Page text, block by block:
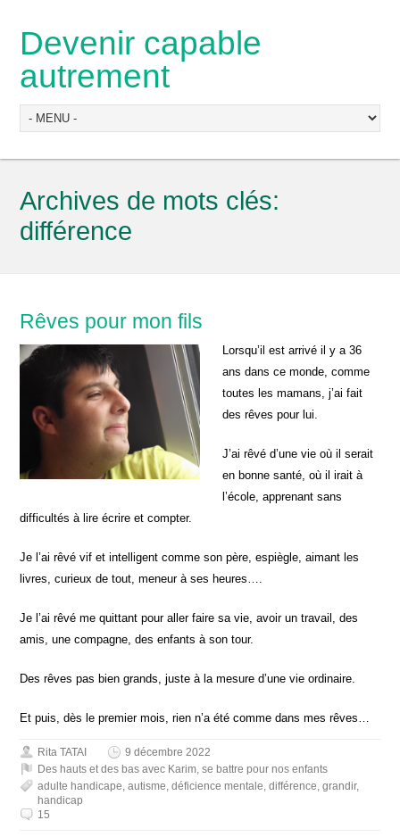
Devenir capable
autrement
Archives de mots clés:
différence
Rêves pour mon fils
Lorsqu’il est arrivé il y a 36
ans dans ce monde, comme
toutes les mamans, j’ai fait
des rêves pour lui.
J’ai rêvé d’une vie où il serait
en bonne santé, où il irait à
l’école, apprenant sans
difficultés à lire écrire et compter.
Je l’ai rêvé vif et intelligent comme son père, espiègle, aimant les
livres, curieux de tout, meneur à ses heures….
Je l’ai rêvé me quittant pour aller faire sa vie, avoir un travail, des
amis, une compagne, des enfants à son tour.
Des rêves pas bien grands, juste à la mesure d’une vie ordinaire.
Et puis, dès le premier mois, rien n’a été comme dans mes rêves…
Rita TATAI
9 décembre 2022
Des hauts et des bas avec Karim,se battre pour nos enfants
adulte handicape,autisme,déficience mentale,différence,grandir,
handicap
15